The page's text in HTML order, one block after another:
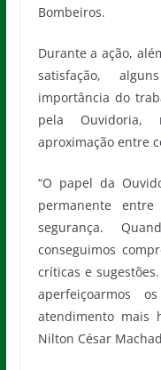
Bombeiros.
Durante a ação,
satisfação,
importância do
pela Ouvidoria,
aproximação entre
“O papel da
permanente
segurança.
conseguimos
críticas e
aperfeiçoarmos
atendimento mais
Nilton César